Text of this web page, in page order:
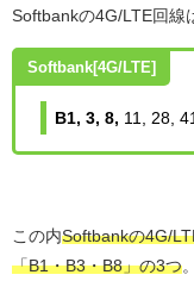
Softbankの4G/LTE回線
Softbank[4G/LTE]
B1, 3, 8, 11, 28,
この内Softbankの4G/
「B1・B3・B8」の3つ。